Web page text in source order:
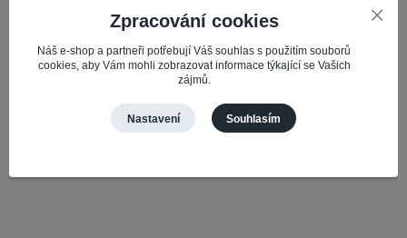
vás k dispozici originální i komp...
49,69 Kč
41,07 Kčbez DPH
Skladem 3
Přidat do košíku
Zpracování cookies
Náš e-shop a partneři potřebují Váš souhlas s použitím souborů
cookies, aby Vám mohli zobrazovat informace týkající se Vašich
zájmů.
Nastavení Souhlasím